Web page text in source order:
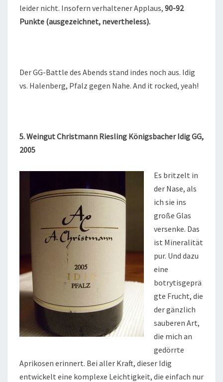
leider nicht. Insofern verhaltener Applaus, 90-92
Punkte (ausgezeichnet, nevertheless).
Der GG-Battle des Abends stand indes noch aus. Idig
vs. Halenberg, Pfalz gegen Nahe. And it rocked, yeah!
5. Weingut Christmann Riesling Königsbacher Idig GG,
2005
Es britzelt in
der Nase, als
ich sie ins
große Glas
versenke. Das
ist Mineralität
pur. Und dazu
eine
botrytisgeprä
gte Frucht, die
der gänzlich
sauberen Art,
die mich an
gedörrte
Aprikosen erinnert. Bei aller Kraft, dieser Idig
entwickelt eine komplexe Leichtigkeit, die einfach nur